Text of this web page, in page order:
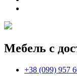
Мебель с
+38 (099) 957